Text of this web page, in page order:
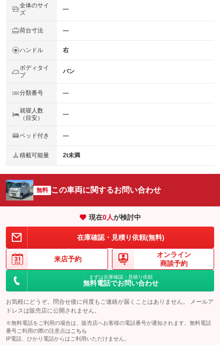
全体のサイ
ズ
―
荷台寸法 ―
ハンドル 右
ボディタイ
プ
バン
分類番号 ―
就寝人数
（目安）
―
ベッド付き ―
積載可能量 2t未満
無料 この車両に関するお問い合わせ
現在0人が検討中
在庫確認・見積り依頼(無料)
来店予約
オンライン
商談予約
まずは在庫確認・見積り依頼
無料電話でお問い合わせ
お気軽にどうぞ。問合せ後に何度もご連絡が届くことはありません。 メールア
ドレスは販売店に公開されません。
※無料電話をご利用の場合は、販売店へお客様の電話番号が通知されます。無料電話
番号ご利用の際の注意点は こちら
IP電話、ひかり電話からはご利用いただけません。